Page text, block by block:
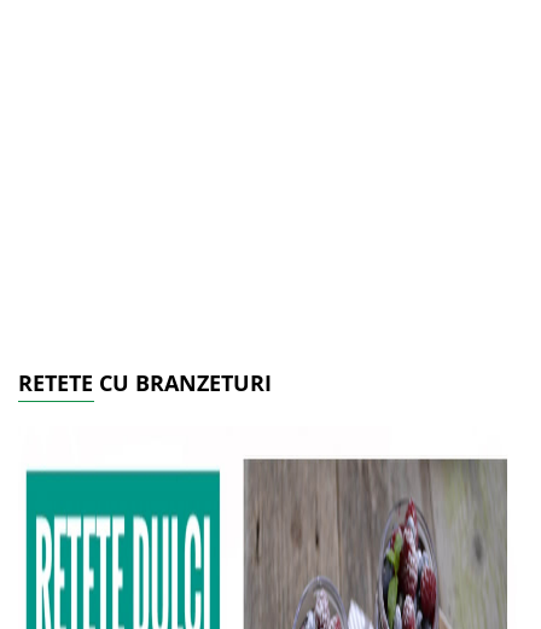
RETETE CU BRANZETURI